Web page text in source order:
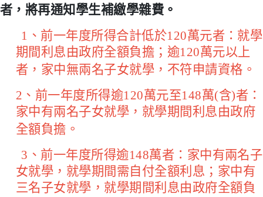
者，將再通知學生補繳學雜費。
1 、前一年度所得合計低於120萬元者：就學
期間利息由政府全額負擔；逾120萬元以上
者，家中無兩名子女就學，不符申請資格。
2 、前一年度所得逾120萬元至148萬(含)者：
家中有兩名子女就學，就學期間利息由政府
全額負擔。
3 、前一年度所得逾148萬者：家中有兩名子
女就學，就學期間需自付全額利息；家中有
三名子女就學，就學期間利息由政府全額負